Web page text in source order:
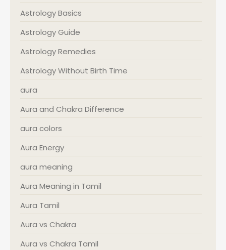
Astrology Basics
Astrology Guide
Astrology Remedies
Astrology Without Birth Time
aura
Aura and Chakra Difference
aura colors
Aura Energy
aura meaning
Aura Meaning in Tamil
Aura Tamil
Aura vs Chakra
Aura vs Chakra Tamil